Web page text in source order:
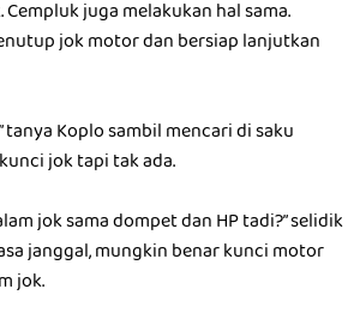
juga melakukan hal sama.
jok motor dan bersiap lanjutkan
tanya Koplo sambil mencari di saku
jok tapi tak ada.
jok sama dompet dan HP tadi?” selidik
janggal, mungkin benar kunci motor
jok.